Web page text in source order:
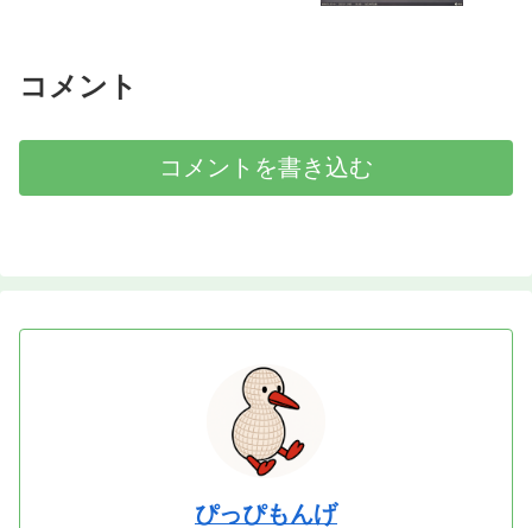
コメント
コメントを書き込む
ぴっぴもんげ